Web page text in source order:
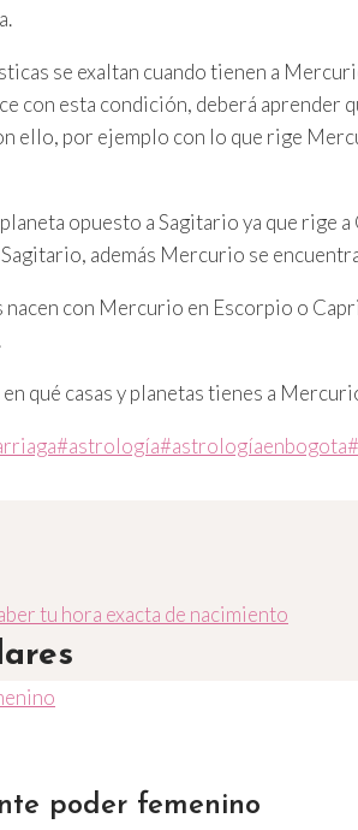
se exaltan cuando tienen a
con esta condición, deberá aprender
ello, por ejemplo con lo que rige
opuesto a Sagitario ya que rige
además Mercurio se
nacen con Mercurio en Escorpio o
qué casas y planetas tienes a
#astrología#astrologíaenbogota#
tu hora exacta de nacimiento
poder femenino